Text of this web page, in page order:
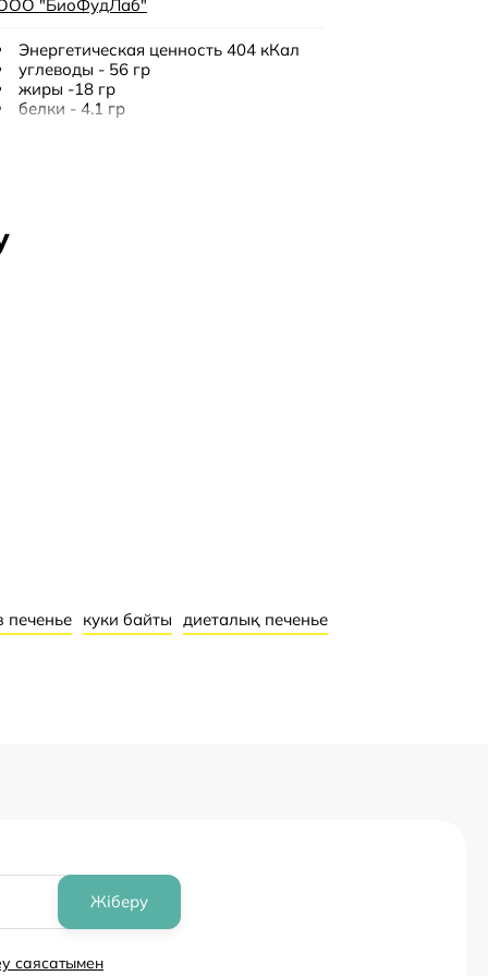
"БиоФудЛаб"
Энергетическая ценность 404 кКал
углеводы - 56 гр
жиры -18 гр
белки - 4.1 гр
месяцев
печенье куки байты диеталық печенье
Жіберу
саясатымен